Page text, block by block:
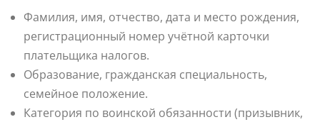
Фамилия, имя, отчество, дата и место рождения,
регистрационный номер учётной карточки
плательщика налогов.
Образование, гражданская специальность,
семейное положение.
Категория по воинской обязанности (призывник,